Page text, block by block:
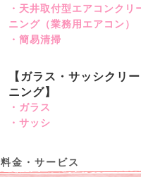
・天井取付型エアコンクリ
ニング（業務用エアコン）
・簡易清掃
【ガラス・サッシクリー
ニング】
・ガラス
・サッシ
料金・サービス